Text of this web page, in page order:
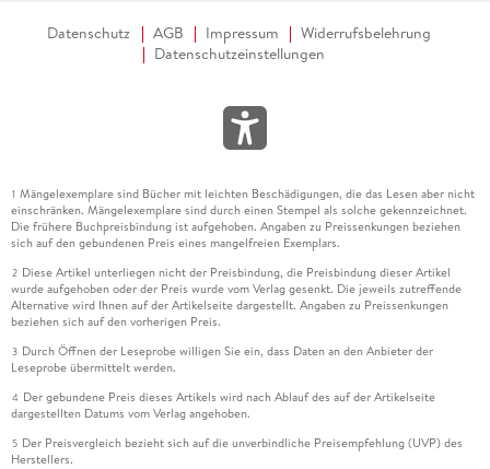
Datenschutz AGB Impressum
Widerrufsbelehrung
Datenschutzeinstellungen
1 Mängelexemplare sind Bücher mit leichten Beschädigungen, die das Lesen aber nicht
einschränken. Mängelexemplare sind durch einen Stempel als solche gekennzeichnet.
Die frühere Buchpreisbindung ist aufgehoben. Angaben zu Preissenkungen beziehen
sich auf den gebundenen Preis eines mangelfreien Exemplars.
2 Diese Artikel unterliegen nicht der Preisbindung, die Preisbindung dieser Artikel
wurde aufgehoben oder der Preis wurde vom Verlag gesenkt. Die jeweils zutreffende
Alternative wird Ihnen auf der Artikelseite dargestellt. Angaben zu Preissenkungen
beziehen sich auf den vorherigen Preis.
3 Durch Öffnen der Leseprobe willigen Sie ein, dass Daten an den Anbieter der
Leseprobe übermittelt werden.
4 Der gebundene Preis dieses Artikels wird nach Ablauf des auf der Artikelseite
dargestellten Datums vom Verlag angehoben.
5 Der Preisvergleich bezieht sich auf die unverbindliche Preisempfehlung (UVP) des
Herstellers.